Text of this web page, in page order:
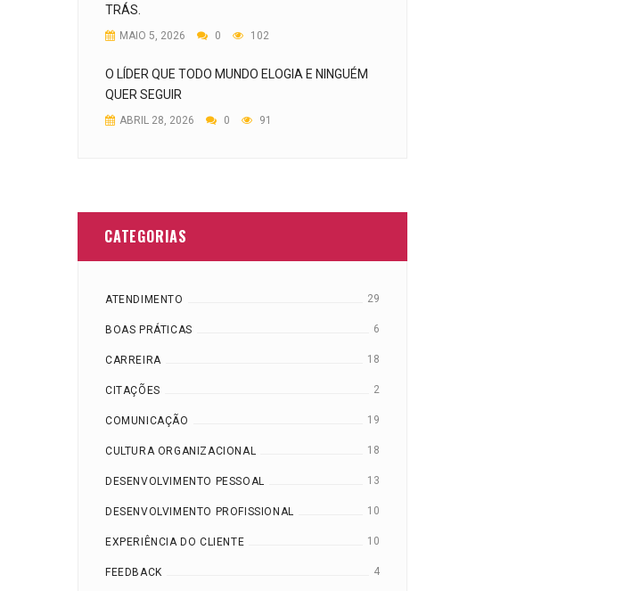
TRÁS.
MAIO 5, 2026 0 102
O LÍDER QUE TODO MUNDO ELOGIA E NINGUÉM
QUER SEGUIR
ABRIL 28, 2026 0 91
CATEGORIAS
ATENDIMENTO 29
BOAS PRÁTICAS 6
CARREIRA 18
CITAÇÕES 2
COMUNICAÇÃO 19
CULTURA ORGANIZACIONAL 18
DESENVOLVIMENTO PESSOAL 13
DESENVOLVIMENTO PROFISSIONAL 10
EXPERIÊNCIA DO CLIENTE 10
FEEDBACK 4